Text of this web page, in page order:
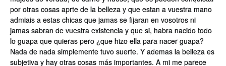
por otras cosas aprte de la belleza y que estan a vuestra mano
admiais a estas chicas que jamas se fijaran en vosotros ni
jamas sabran de vuestra existencia y que si, habra nacido todo
lo guapa que quieras pero ¿que hizo ella para nacer guapa?
Nada de nada simplemente tuvo suerte. Y ademas la belleza es
subjetiva y hay otras cosas más importantes. A mi me parece